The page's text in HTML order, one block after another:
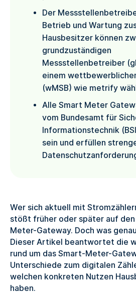
Der
Betrieb und Wartung
Hausbesitzer können
grundzuständigen
Messstellenbetreiber
einem
(wMSB) wie metrify
Alle Smart Meter
vom Bundesamt für
Informationstechnik
sein und erfüllen
Wer sich aktuell mit
stößt früher oder später auf
Meter-Gateway. Doch was
Dieser Artikel beantwortet die
rund um das Smart-Meter-
Unterschiede zum digitalen
welchen konkreten Nutzen
haben.